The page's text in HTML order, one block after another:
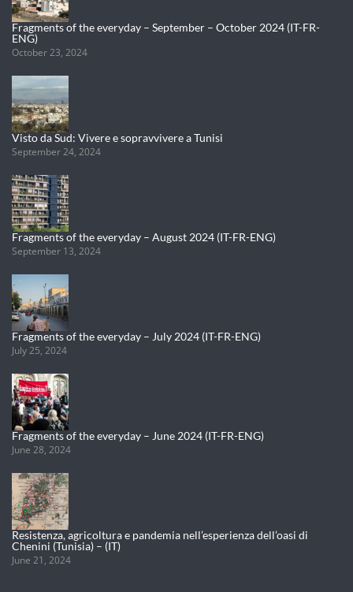
Fragments of the everyday – September – October 2024 (IT-FR-
ENG)
October 23, 2024
Visto da Sud: Vivere e sopravvivere a Tunisi
September 24, 2024
Fragments of the everyday – August 2024 (IT-FR-ENG)
September 13, 2024
Fragments of the everyday – July 2024 (IT-FR-ENG)
July 25, 2024
Fragments of the everyday – June 2024 (IT-FR-ENG)
June 28, 2024
Resistenza, agricoltura e pandemia nell’esperienza dell’oasi di
Chenini (Tunisia) – (IT)
June 21, 2024